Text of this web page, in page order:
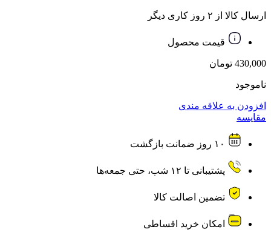
ارسال کالا از ۲ روز کاری دیگر
قیمت محصول
430,000 تومان
ناموجود
افزودن به علاقه مندی
مقایسه
۱۰ روز ضمانت بازگشت
پشتیبانی تا ۱۲ شب، حتی جمعه‌ها
تضمین اصالت کالا
امکان خرید اقساطی